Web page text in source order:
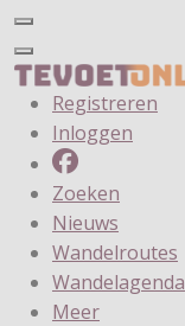
Registreren
Inloggen
Zoeken
Nieuws
Wandelroutes
Wandelagenda
Meer